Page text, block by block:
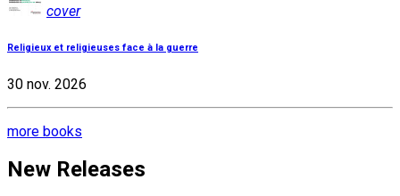
cover
Religieux et religieuses face à la guerre
30 nov. 2026
more books
New Releases